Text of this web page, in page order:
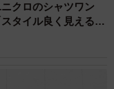
クロのシャツワン
タイル良く見える」